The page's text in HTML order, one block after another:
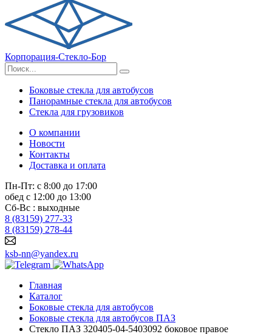
Корпорация-Стекло-Бор
Боковые стекла для автобусов
Панорамные стекла для автобусов
Стекла для грузовиков
О компании
Новости
Контакты
Доставка и оплата
Пн-Пт: с 8:00 до 17:00
обед с 12:00 до 13:00
Сб-Вс : выходные
8 (83159) 277-33
8 (83159) 278-44
ksb-nn@yandex.ru
Главная
Каталог
Боковые стекла для автобусов
Боковые стекла для автобусов ПАЗ
Стекло ПАЗ 320405-04-5403092 боковое правое